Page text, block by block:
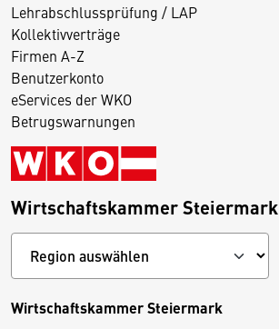
Lehrabschlussprüfung / LAP
Kollektivverträge
Firmen A-Z
Benutzerkonto
eServices der WKO
Betrugswarnungen
Wirtschaftskammer Steiermark
Wirtschaftskammer Steiermark